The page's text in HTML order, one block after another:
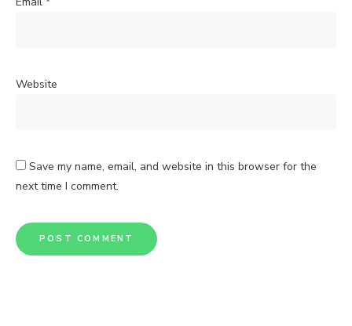
Website
Save my name, email, and website in this browser for the
next time I comment.